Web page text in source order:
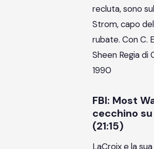
recluta, sono
Strom, capo
rubate. Con C.
Sheen Regia di
1990
FBI: Most
cecchino
(21:15)
LaCroix e la